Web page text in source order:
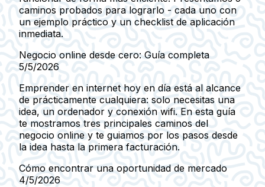
caminos probados para lograrlo - cada uno con
un ejemplo práctico y un checklist de aplicación
inmediata.
Negocio online desde cero: Guía completa
5/5/2026
Emprender en internet hoy en día está al alcance
de prácticamente cualquiera: solo necesitas una
idea, un ordenador y conexión wifi. En esta guía
te mostramos tres principales caminos del
negocio online y te guiamos por los pasos desde
la idea hasta la primera facturación.
Cómo encontrar una oportunidad de mercado
4/5/2026